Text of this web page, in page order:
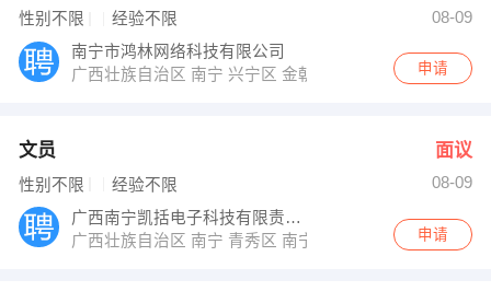
性别不限 经验不限
08-09
南宁市鸿林网络科技有限公司
广西壮族自治区 南宁 兴宁区 金朝阳大厦2座5楼申请
文员 面议
性别不限 经验不限
08-09
广西南宁凯括电子科技有限责任公司
广西壮族自治区 南宁 青秀区 南宁市青秀区民族大道16号
申请